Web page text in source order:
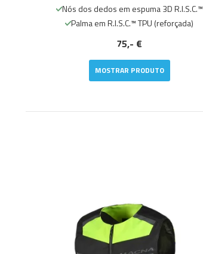
Nós dos dedos em espuma 3D R.I.S.C.™
Palma em R.I.S.C.™ TPU (reforçada)
75,- €
MOSTRAR PRODUTO